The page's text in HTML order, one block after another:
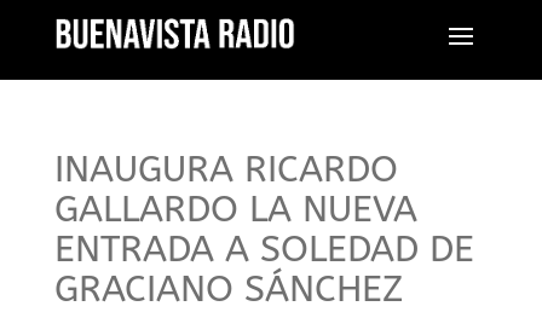
INAUGURA RICARDO
GALLARDO LA NUEVA
ENTRADA A SOLEDAD DE
GRACIANO SÁNCHEZ